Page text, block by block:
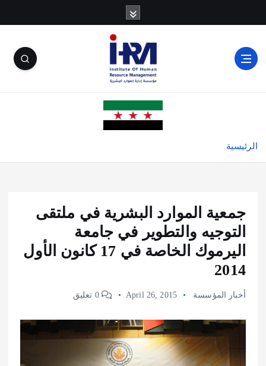
الرئيسية
جمعية الموارد البشرية في ملتقى
التوجيه والتطوير في جامعة
اليرموك الخاصة في 17 كانون الأول
2014
أخبار المؤسسة April 26, 2015 0 تعليق